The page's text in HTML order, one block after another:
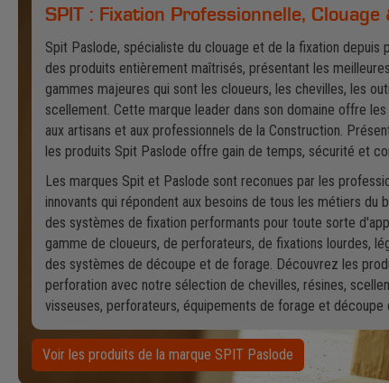
SPIT : Fixation Professionnelle, Clouage
Spit Paslode, spécialiste du clouage et de la fixation depuis
des produits entièrement maîtrisés, présentant les
gammes majeures qui sont les cloueurs, les chevilles, les
scellement. Cette marque leader dans son domaine offre
aux artisans et aux professionnels de la Construction.
les produits Spit Paslode offre gain de temps, sécurité et
Les marques Spit et Paslode sont reconues par les
innovants qui répondent aux besoins de tous les métiers du
des systèmes de fixation performants pour toute sorte
gamme de cloueurs, de perforateurs, de fixations lourdes,
des systèmes de découpe et de forage. Découvrez les
perforation avec notre sélection de chevilles, résines,
visseuses, perforateurs, équipements de forage et découpe
Voir les produits de la marque SPIT Paslode